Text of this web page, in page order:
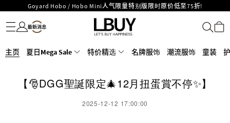
Goyard Hobo / Hobo Mini人气限量特别版限时原价低至75折!
LBuy呈献 - Hermès 及 Chanel 手袋及首饰低至6折，立即入手!
LBuy Nintendo Switch / Nintendo Switch 2 正规商品零售店登陆MOKO 4楼
重要通告：银行转帐及转数快付款注意事项
LBuy MEGA SALE 精选名牌手袋及小皮具低至6折
名牌服饰
潮流服饰
童装
护肤美妆
香水香薰
个人护理
母婴护理
游戏及精品玩具
文仪用品
家居生活
电子产品
美食
医药保健
运动与户外用品
主页 夏日Mega Sale 特价精选 名牌服饰 潮流服饰 童装
【🎅DGG聖誕限定🎄12月扭蛋賞不停✨】
2025-12-12 17:00:00